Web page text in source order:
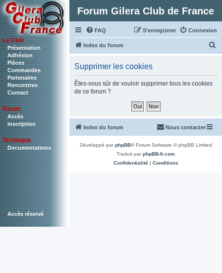
Le Club
Présentation
Adhésion
Pièces
Commandes
Partenaires
Rencontres
Contact
Forum
Accès
inscription
Technique
Documentations
Accès réservé
Forum Gilera Club de France
FAQ Connexion
S’enregistrer
Index du forum
Supprimer les cookies
Êtes-vous sûr de vouloir supprimer tous les cookies
de ce forum ?
Index du forum Nous contacter
Développé parphpBB® Forum Software © phpBB Limited
Traduit parphpBB-fr.com
Confidentialité| Conditions